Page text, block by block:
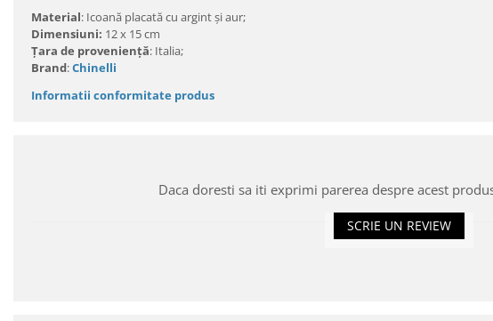
Material: Icoană placată cu argint şi aur;
Dimensiuni: 12 x 15 cm
Ţara de provenienţă: Italia;
Brand:Chinelli
Informatii conformitate produs
Daca doresti sa iti exprimi parerea despre acest
SCRIE UN REVIEW